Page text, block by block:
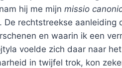
hij me mijn missio
De rechtstreekse
en waarin ik een
voelde zich daar naar
in twijfel trok, kon